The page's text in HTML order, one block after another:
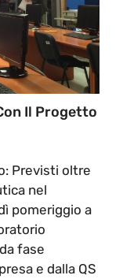
Il Progetto
Previsti oltre
nel
pomeriggio a
fase
e dalla QS